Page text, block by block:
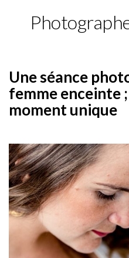
Une séance
femme enceinte
moment unique